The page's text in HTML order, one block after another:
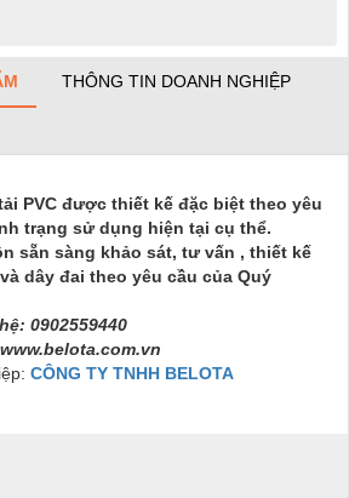
THÔNG TIN DOANH NGHIỆP
PVC được thiết kế đặc biệt theo yêu
trạng sử dụng hiện tại cụ thể.
sẵn sàng khảo sát, tư vấn , thiết kế
dây đai theo yêu cầu của Quý
0902559440
CÔNG TY TNHH BELOTA